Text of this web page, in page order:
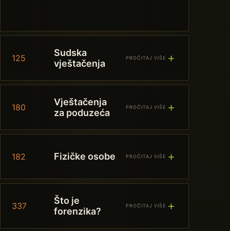
125
Sudska
vještačenja
PROČITAJ VIŠE ＋
180
Vještačenja
za poduzeća
PROČITAJ VIŠE ＋
182 Fizičke osobe PROČITAJ VIŠE ＋
337
Što je
forenzika?
PROČITAJ VIŠE ＋